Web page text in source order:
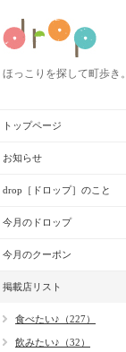
ほっこりを探して町歩き。
トップページ
お知らせ
drop［ドロップ］のこと
今月のドロップ
今月のクーポン
掲載店リスト
食べたい♪（227）
飲みたい♪（32）